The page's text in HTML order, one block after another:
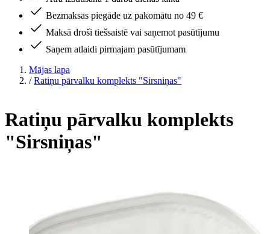
Bezmaksas piegāde uz pakomātu no 49 €
Maksā droši tiešsaistē vai saņemot pasūtījumu
Saņem atlaidi pirmajam pasūtījumam
Mājas lapa
/ Ratiņu pārvalku komplekts "Sirsniņas"
Ratiņu pārvalku komplekts
"Sirsniņas"